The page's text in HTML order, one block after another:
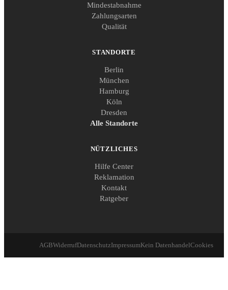
Mindestabnahme
Zahlungsarten
Qualität
STANDORTE
Berlin
München
Hamburg
Köln
Dresden
Alle Standorte
NÜTZLICHES
Hilfe Center
Reklamation
Kontakt
Ratgeber
AGBWiderrufDatenschutzImpressumKein DatenhandelCookies